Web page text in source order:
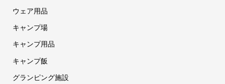
ウェア用品
キャンプ場
キャンプ用品
キャンプ飯
グランピング施設